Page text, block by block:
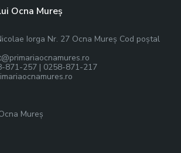
Ocna Mureș
Iorga Nr. 27 Ocna Mureș Cod poștal
871-257 | 0258-871-217
Mureș